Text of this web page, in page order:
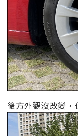
後方外觀沒改變，